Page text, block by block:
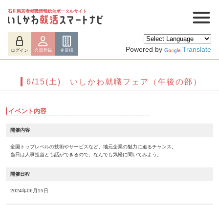
石川県若者就職情報総合ポータルサイト
ログイン 会員登録 企業様 Powered by Translate
6/15(土) いしかわ就職フェア（午後の部）
イベント内容
開催内容
全国トップレベルの技術やサービスなど、地元企業の魅力に迫るチャンス。
当日は人事担当とも話ができるので、なんでも気軽に聞いてみよう。
開催日程
2024年06月15日